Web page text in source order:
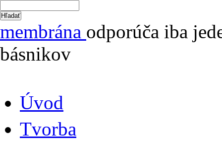
membrána odporúča iba
básnikov
Úvod
Tvorba